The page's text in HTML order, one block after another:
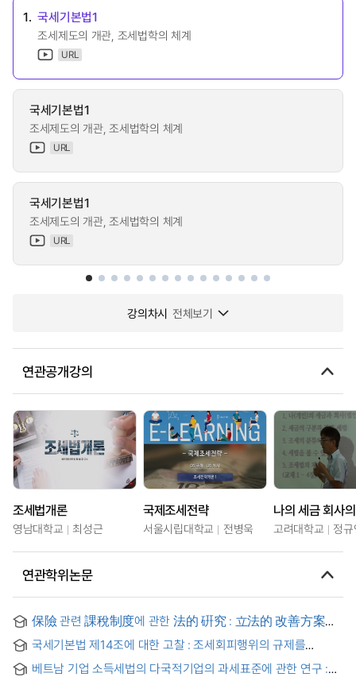
1. 국세기본법1
조세제도의 개관, 조세법학의 체계
URL
국세기본법1
조세제도의 개관, 조세법학의 체계
URL
국세기본법1
조세제도의 개관, 조세법학의 체계
URL
강의차시 전체보기
연관공개강의
조세법개론
영남대학교 최성근
국제조세전략
서울시립대학교 전병욱
나의 세금 회사
고려대학교 정
연관학위논문
保險 관련 課稅制度에 관한 法的 硏究 : 立法的 改善方案을
Insurance
국세기본법 제14조에 대한 고찰 : 조세회피행위의 규제를
베트남 기업 소득세법의 다국적기업의 과세표준에 관한 연구 :